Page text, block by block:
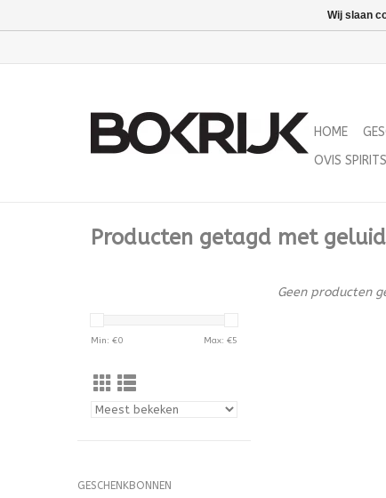
HOME
OVIS SPIRITS
Producten getagd met
Min: €0 Max: €5
GESCHENKBONNEN
Geen producten
Wij slaan